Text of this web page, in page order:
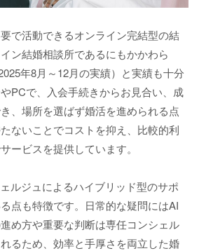
で活動できるオンライン完結型の結
ン結婚相談所であるにもかかわら
年8月～12月の実績）と実績も十分
PCで、入会手続きからお見合い、成
、場所を選ばず婚活を進められる点
ないことでコストを抑え、比較的利
ービスを提供しています。
ルジュによるハイブリッド型のサポ
点も特徴です。日常的な疑問にはAI
め方や重要な判断は専任コンシェル
るため、効率と手厚さを両立した婚